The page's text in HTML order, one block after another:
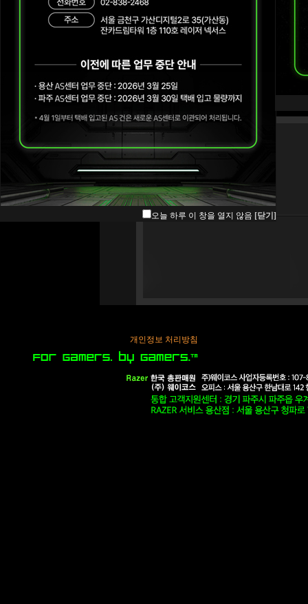
오늘 하루 이 창을 열지 않음 [닫기]
개인정보 처리방침